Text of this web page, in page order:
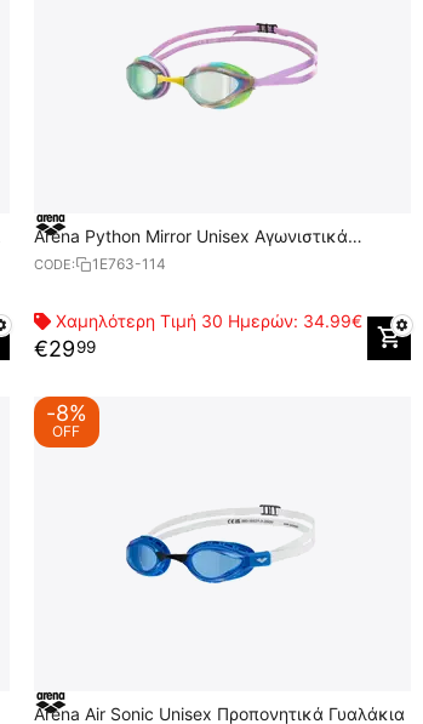
Arena Python Mirror Unisex Αγωνιστικά
Γυαλάκια
CODE: 1E763-114
Χαμηλότερη Τιμή 30 Ημερών: 34.99€
€2999
-8%
OFF
Arena Air Sonic Unisex Προπονητικά Γυαλάκια